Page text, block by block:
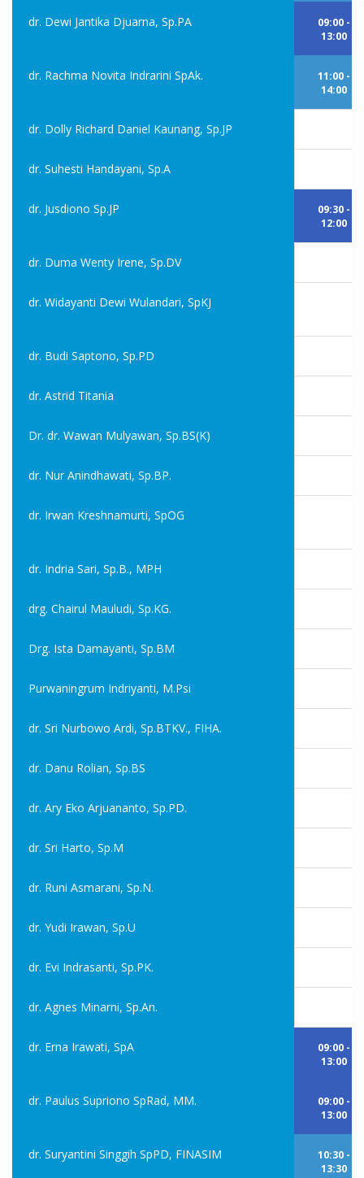
dr. Dewi Jantika Djuarna, Sp.PA
09:00 -
13:00
dr. Rachma Novita Indrarini SpAk.
11:00 -
14:00
dr. Dolly Richard Daniel Kaunang, Sp.JP
dr. Suhesti Handayani, Sp.A
dr. Jusdiono Sp.JP
09:30 -
12:00
dr. Duma Wenty Irene, Sp.DV
dr. Widayanti Dewi Wulandari, SpKJ
dr. Budi Saptono, Sp.PD
dr. Astrid Titania
Dr. dr. Wawan Mulyawan, Sp.BS(K)
dr. Nur Anindhawati, Sp.BP.
dr. Irwan Kreshnamurti, SpOG
dr. Indria Sari, Sp.B., MPH
drg. Chairul Mauludi, Sp.KG.
Drg. Ista Damayanti, Sp.BM
Purwaningrum Indriyanti, M.Psi
dr. Sri Nurbowo Ardi, Sp.BTKV., FIHA.
dr. Danu Rolian, Sp.BS
dr. Ary Eko Arjuananto, Sp.PD.
dr. Sri Harto, Sp.M
dr. Runi Asmarani, Sp.N.
dr. Yudi Irawan, Sp.U
dr. Evi Indrasanti, Sp.PK.
dr. Agnes Minarni, Sp.An.
dr. Erna Irawati, SpA
09:00 -
13:00
dr. Paulus Supriono SpRad, MM.
09:00 -
13:00
dr. Suryantini Singgih SpPD, FINASIM
10:30 -
13:30